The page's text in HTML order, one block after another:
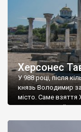
Херсонес
У 988 році, після
князь Володимир
місто. Саме
диктувати свої
Херсонесі